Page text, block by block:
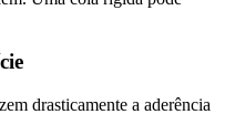
drasticamente a aderência